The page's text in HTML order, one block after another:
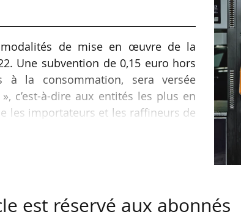
de mise en œuvre de la
Une subvention de 0,15 euro hors
la consommation, sera versée
c’est-à-dire aux entités les plus en
les importateurs et les raffineurs de
du carburant remisé aux stations-
est réservé aux abonnés